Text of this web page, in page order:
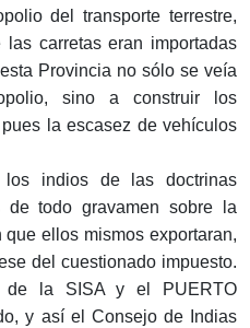
del transporte terrestre,
carretas eran importadas
Provincia no sólo se veía
sino a construir los
la escasez de vehículos
indios de las doctrinas
de todo gravamen sobre la
ellos mismos exportaran,
del cuestionado impuesto.
de la SISA y el PUERTO
y así el Consejo de Indias